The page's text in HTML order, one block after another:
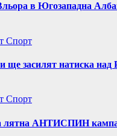
в Югозападна
Спорт
ще засилят натиска
Спорт
лятна АНТИСПИН